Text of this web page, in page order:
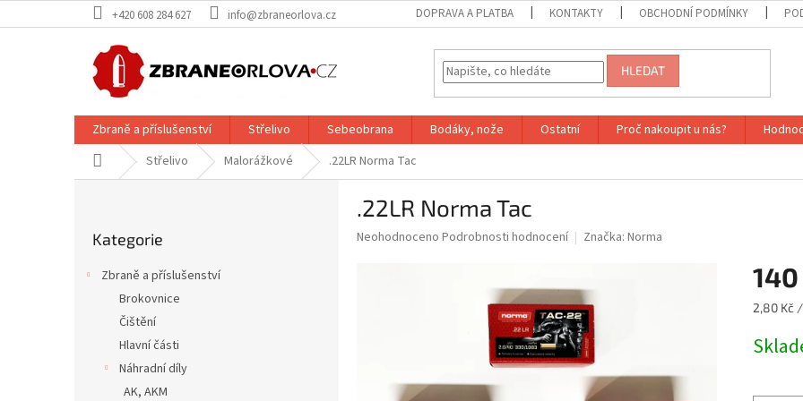
na
+420 608 284 627 info@zbraneorlova.cz DOPRAVA A PLATBA KONTAKTY OBCHODNÍ PODMÍNKY
HLEDAT
Zbraně a příslušenství Střelivo Sebeobrana Bodáky, nože Ostatní Proč nakoupit u nás?
Domů Střelivo Malorážkové .22LR Norma Tac
kategorie
Kategorie
Zbraně a příslušenství
Brokovnice
Čištění
Hlavní části
Náhradní díly
AK, AKM
.22LR Norma Tac
Průměrné
Neohodnoceno Podrobnosti hodnocení Značka: Norma
140
Měrná
2,80 Kč